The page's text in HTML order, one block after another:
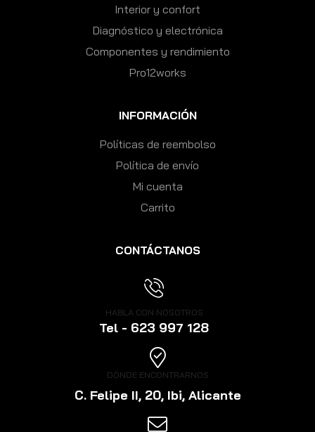
Interior y confort
Diagnóstico y electrónica
Componentes y rendimiento
Pro12works
INFORMACIÓN
Políticas de reembolso
Política de envío
Mi cuenta
Carrito
CONTÁCTANOS
HABLA CON NOSOTROS
Tel - 623 997 128
DÓNDE ENCONTRARNOS
C. Felipe II, 20, Ibi, Alicante